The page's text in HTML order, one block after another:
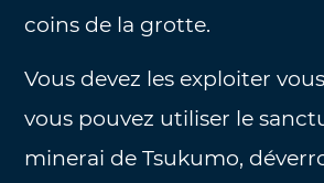
coins de la grotte.
Vous devez les exploiter
vous pouvez utiliser le
minerai de Tsukumo,